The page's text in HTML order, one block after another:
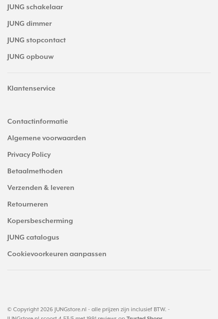
JUNG schakelaar
JUNG dimmer
JUNG stopcontact
JUNG opbouw
Klantenservice
Contactinformatie
Algemene voorwaarden
Privacy Policy
Betaalmethoden
Verzenden & leveren
Retourneren
Kopersbescherming
JUNG catalogus
Cookievoorkeuren aanpassen
© Copyright 2026 JUNGstore.nl - alle prijzen zijn inclusief BTW. -